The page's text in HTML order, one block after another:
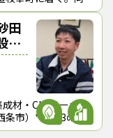
工場に影響が出ない
声が出ている。
（2025年７月22日取材）
で稼働中の全自動加工
砂田雄太郎
（株）（北海道枝
田
は
材・CLTメーカー
条市）*1*2*3の代
専務取締役の砂田雄